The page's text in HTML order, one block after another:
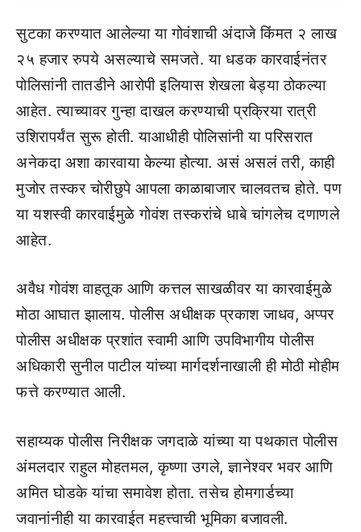
सुटका करण्यात आलेल्या या गोवंशाची अंदाजे किंमत २ लाख
२५ हजार रुपये असल्याचे समजते. या धडक कारवाईनंतर
पोलिसांनी तातडीने आरोपी इलियास शेखला बेड्या ठोकल्या
आहेत. त्याच्यावर गुन्हा दाखल करण्याची प्रक्रिया रात्री
उशिरापर्यंत सुरू होती. याआधीही पोलिसांनी या परिसरात
अनेकदा अशा कारवाया केल्या होत्या. असं असलं तरी, काही
मुजोर तस्कर चोरीछुपे आपला काळाबाजार चालवतच होते. पण
या यशस्वी कारवाईमुळे गोवंश तस्करांचे धाबे चांगलेच दणाणले
आहेत.
अवैध गोवंश वाहतूक आणि कत्तल साखळीवर या कारवाईमुळे
मोठा आघात झालाय. पोलीस अधीक्षक प्रकाश जाधव, अप्पर
पोलीस अधीक्षक प्रशांत स्वामी आणि उपविभागीय पोलीस
अधिकारी सुनील पाटील यांच्या मार्गदर्शनाखाली ही मोठी मोहीम
फत्ते करण्यात आली.
सहाय्यक पोलीस निरीक्षक जगदाळे यांच्या या पथकात पोलीस
अंमलदार राहुल मोहतमल, कृष्णा उगले, ज्ञानेश्वर भवर आणि
अमित घोडके यांचा समावेश होता. तसेच होमगार्डच्या
जवानांनीही या कारवाईत महत्त्वाची भूमिका बजावली.